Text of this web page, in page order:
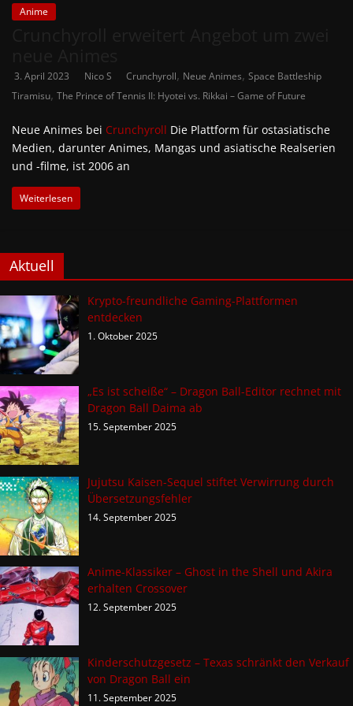
Anime
3. April 2023 Nico S Crunchyroll, Neue Animes, Space Battleship
Tiramisu, The Prince of Tennis II: Hyotei vs. Rikkai – Game of Future
Neue Animes bei Crunchyroll Die Plattform für ostasiatische
Medien, darunter Animes, Mangas und asiatische Realserien
und -filme, ist 2006 an
Weiterlesen
Aktuell
Krypto-freundliche Gaming-Plattformen
entdecken
1. Oktober 2025
„Es ist scheiße“ – Dragon Ball-Editor rechnet mit
Dragon Ball Daima ab
15. September 2025
Jujutsu Kaisen-Sequel stiftet Verwirrung durch
Übersetzungsfehler
14. September 2025
Anime-Klassiker – Ghost in the Shell und Akira
erhalten Crossover
12. September 2025
Kinderschutzgesetz – Texas schränkt den Verkauf
von Dragon Ball ein
11. September 2025